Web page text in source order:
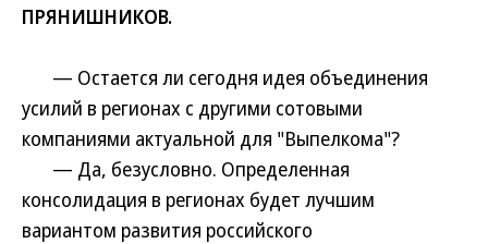
ПРЯНИШНИКОВ.
— Остается ли сегодня идея объединения
усилий в регионах с другими сотовыми
компаниями актуальной для "Выпелкома"?
— Да, безусловно. Определенная
консолидация в регионах будет лучшим
вариантом развития российского